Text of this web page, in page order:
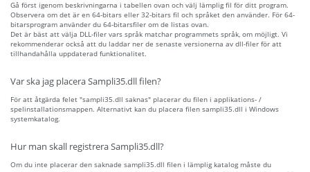
Gå först igenom beskrivningarna i tabellen ovan och välj lämplig fil för ditt program.
Observera om det är en 64-bitars eller 32-bitars fil och språket den använder. För 64-
bitarsprogram använder du 64-bitarsfiler om de listas ovan.
Det är bäst att välja DLL-filer vars språk matchar programmets språk, om möjligt. Vi
rekommenderar också att du laddar ner de senaste versionerna av dll-filer för att
tillhandahålla uppdaterad funktionalitet.
Var ska jag placera Sampli35.dll filen?
För att åtgärda felet "sampli35.dll saknas" placerar du filen i applikations- /
spelinstallationsmappen. Alternativt kan du placera filen sampli35.dll i Windows
systemkatalog.
Hur man skall registrera Sampli35.dll?
Om du inte placerar den saknade sampli35.dll filen i lämplig katalog måste du